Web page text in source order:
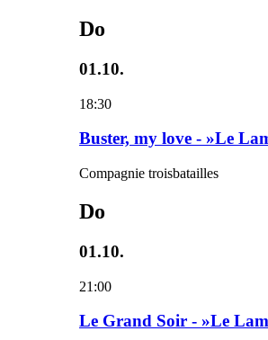
Do
01.10.
18:30
Buster, my love - »Le
Compagnie troisbatailles
Do
01.10.
21:00
Le Grand Soir - »Le